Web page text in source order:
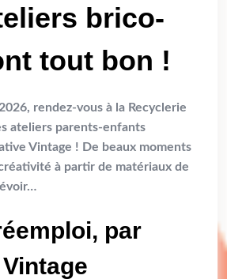
brico-
tout bon !
rendez-vous à la Recyclerie
ateliers parents-enfants
Vintage ! De beaux moments
à partir de matériaux de
par